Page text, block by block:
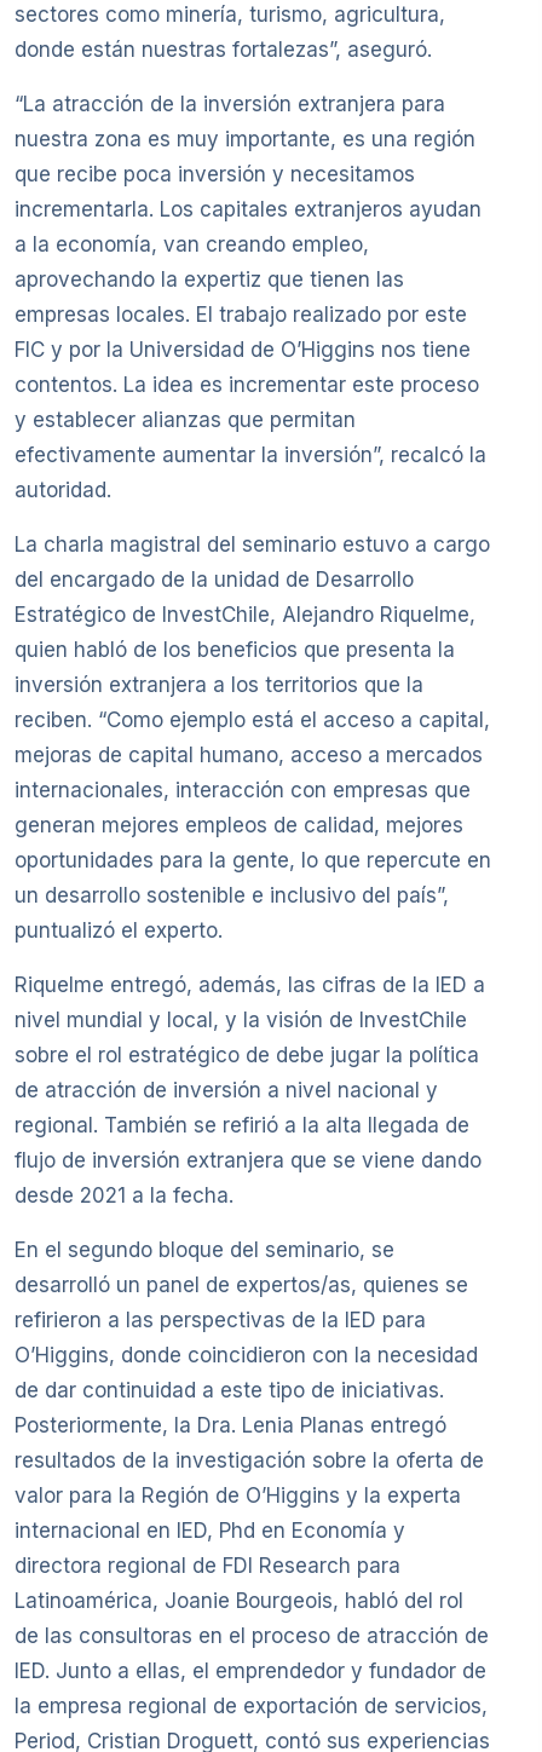
sectores como minería, turismo, agricultura,
donde están nuestras fortalezas”, aseguró.
“La atracción de la inversión extranjera para
nuestra zona es muy importante, es una región
que recibe poca inversión y necesitamos
incrementarla. Los capitales extranjeros ayudan
a la economía, van creando empleo,
aprovechando la expertiz que tienen las
empresas locales. El trabajo realizado por este
FIC y por la Universidad de O’Higgins nos tiene
contentos. La idea es incrementar este proceso
y establecer alianzas que permitan
efectivamente aumentar la inversión”, recalcó la
autoridad.
La charla magistral del seminario estuvo a cargo
del encargado de la unidad de Desarrollo
Estratégico de InvestChile, Alejandro Riquelme,
quien habló de los beneficios que presenta la
inversión extranjera a los territorios que la
reciben. “Como ejemplo está el acceso a capital,
mejoras de capital humano, acceso a mercados
internacionales, interacción con empresas que
generan mejores empleos de calidad, mejores
oportunidades para la gente, lo que repercute en
un desarrollo sostenible e inclusivo del país”,
puntualizó el experto.
Riquelme entregó, además, las cifras de la IED a
nivel mundial y local, y la visión de InvestChile
sobre el rol estratégico de debe jugar la política
de atracción de inversión a nivel nacional y
regional. También se refirió a la alta llegada de
flujo de inversión extranjera que se viene dando
desde 2021 a la fecha.
En el segundo bloque del seminario, se
desarrolló un panel de expertos/as, quienes se
refirieron a las perspectivas de la IED para
O’Higgins, donde coincidieron con la necesidad
de dar continuidad a este tipo de iniciativas.
Posteriormente, la Dra. Lenia Planas entregó
resultados de la investigación sobre la oferta de
valor para la Región de O’Higgins y la experta
internacional en IED, Phd en Economía y
directora regional de FDI Research para
Latinoamérica, Joanie Bourgeois, habló del rol
de las consultoras en el proceso de atracción de
IED. Junto a ellas, el emprendedor y fundador de
la empresa regional de exportación de servicios,
Period, Cristian Droguett, contó sus experiencias